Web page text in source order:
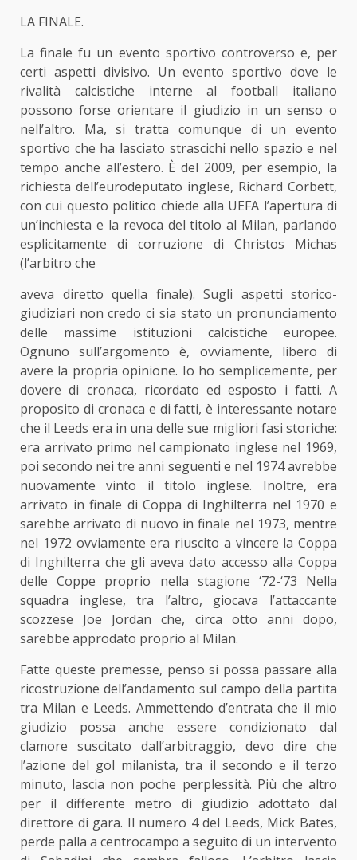
LA FINALE.
La finale fu un evento sportivo controverso e, per
certi aspetti divisivo. Un evento sportivo dove le
rivalità calcistiche interne al football italiano
possono forse orientare il giudizio in un senso o
nell’altro. Ma, si tratta comunque di un evento
sportivo che ha lasciato strascichi nello spazio e nel
tempo anche all’estero. È del 2009, per esempio, la
richiesta dell’eurodeputato inglese, Richard Corbett,
con cui questo politico chiede alla UEFA l’apertura di
un’inchiesta e la revoca del titolo al Milan, parlando
esplicitamente di corruzione di Christos Michas
(l’arbitro che
aveva diretto quella finale). Sugli aspetti storico-
giudiziari non credo ci sia stato un pronunciamento
delle massime istituzioni calcistiche europee.
Ognuno sull’argomento è, ovviamente, libero di
avere la propria opinione. Io ho semplicemente, per
dovere di cronaca, ricordato ed esposto i fatti. A
proposito di cronaca e di fatti, è interessante notare
che il Leeds era in una delle sue migliori fasi storiche:
era arrivato primo nel campionato inglese nel 1969,
poi secondo nei tre anni seguenti e nel 1974 avrebbe
nuovamente vinto il titolo inglese. Inoltre, era
arrivato in finale di Coppa di Inghilterra nel 1970 e
sarebbe arrivato di nuovo in finale nel 1973, mentre
nel 1972 ovviamente era riuscito a vincere la Coppa
di Inghilterra che gli aveva dato accesso alla Coppa
delle Coppe proprio nella stagione ‘72-‘73 Nella
squadra inglese, tra l’altro, giocava l’attaccante
scozzese Joe Jordan che, circa otto anni dopo,
sarebbe approdato proprio al Milan.
Fatte queste premesse, penso si possa passare alla
ricostruzione dell’andamento sul campo della partita
tra Milan e Leeds. Ammettendo d’entrata che il mio
giudizio possa anche essere condizionato dal
clamore suscitato dall’arbitraggio, devo dire che
l’azione del gol milanista, tra il secondo e il terzo
minuto, lascia non poche perplessità. Più che altro
per il differente metro di giudizio adottato dal
direttore di gara. Il numero 4 del Leeds, Mick Bates,
perde palla a centrocampo a seguito di un intervento